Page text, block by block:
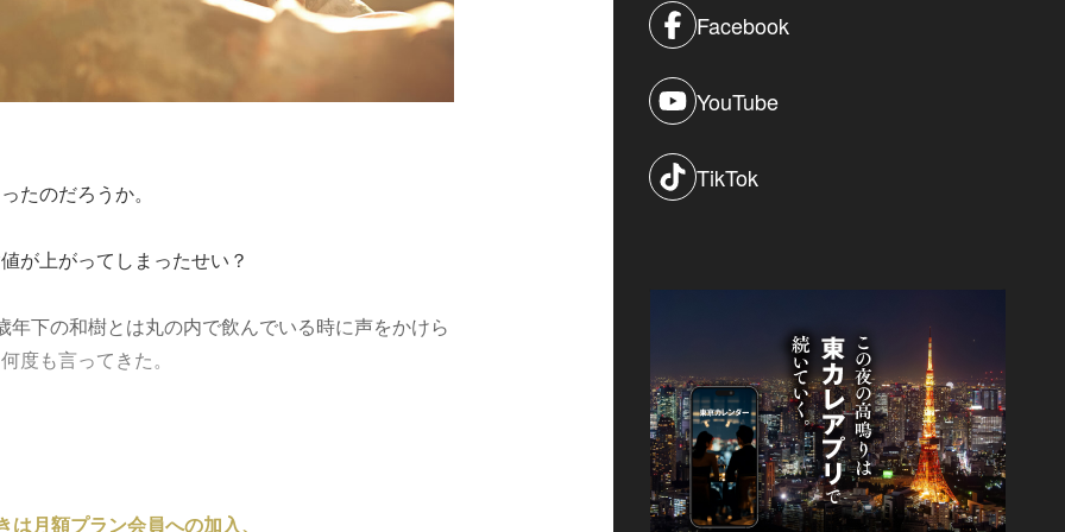
たのだろうか。
が上がってしまったせい？
下の和樹とは丸の内で飲んでいる時に声をかけら
度も言ってきた。
は月額プラン会員への加入、
Facebook
YouTube
TikTok